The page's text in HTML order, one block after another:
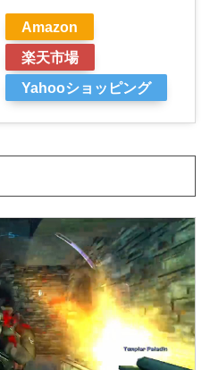
Amazon
楽天市場
Yahooショッピング